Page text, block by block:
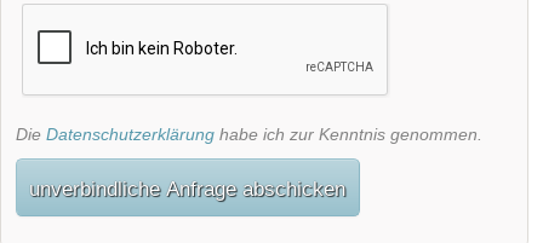
Die Datenschutzerklärung habe ich zur Kenntnis genommen.
unverbindliche Anfrage abschicken